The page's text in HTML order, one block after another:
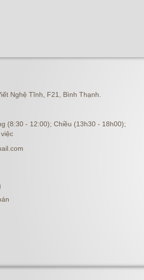
Nghệ Tĩnh, F21, Bình Thạnh.
(8:30 - 12:00); Chiều (13h30 - 18h00);